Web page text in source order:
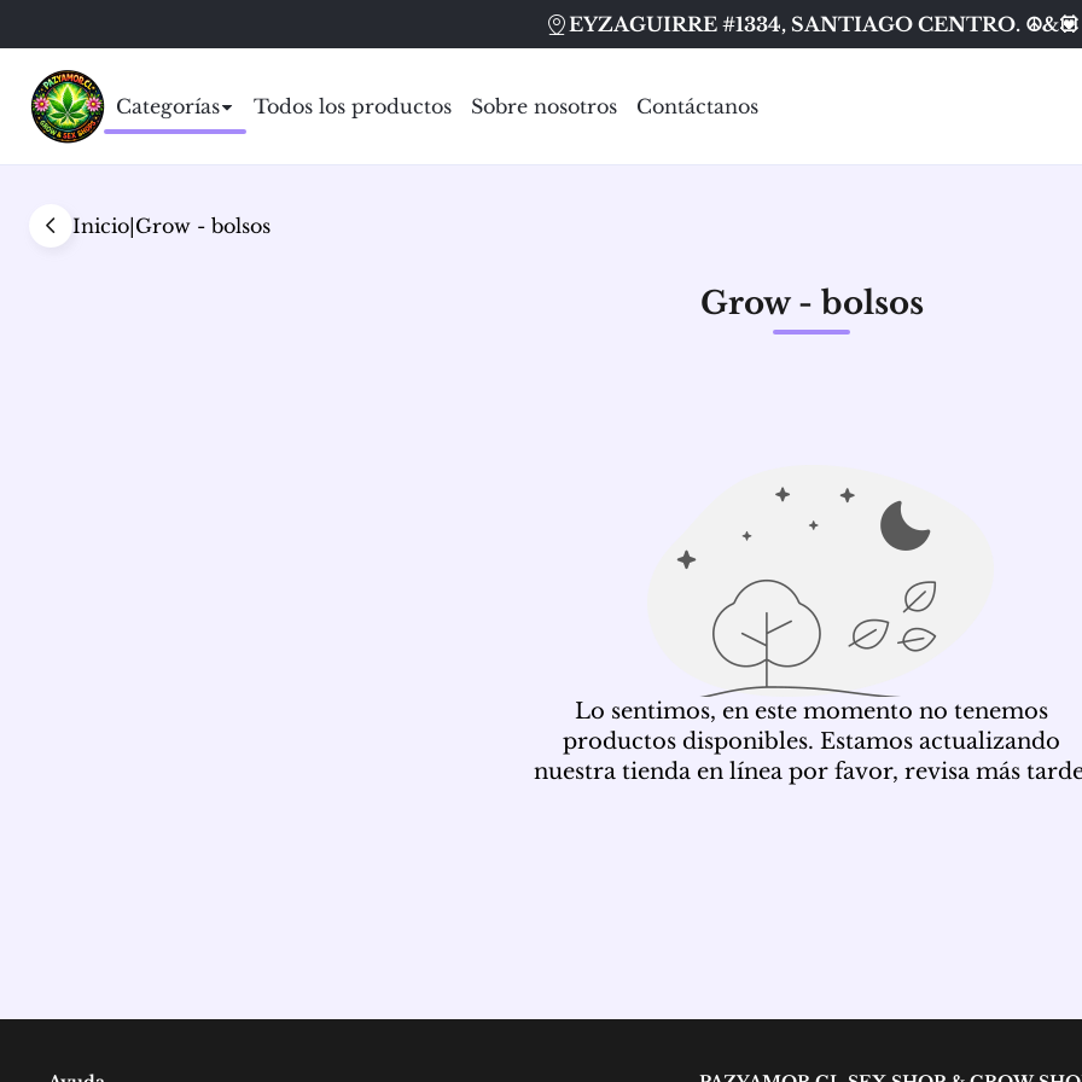
EYZAGUIRRE #1334, SANTIAGO CENTRO. ☮️&💟
Categorías Todos los productos Sobre nosotros Contáctanos
Inicio Grow - bolsos
Grow - bolsos
Lo sentimos, en este momento no tenemos
productos disponibles. Estamos actualizando
nuestra tienda en línea por favor, revisa más